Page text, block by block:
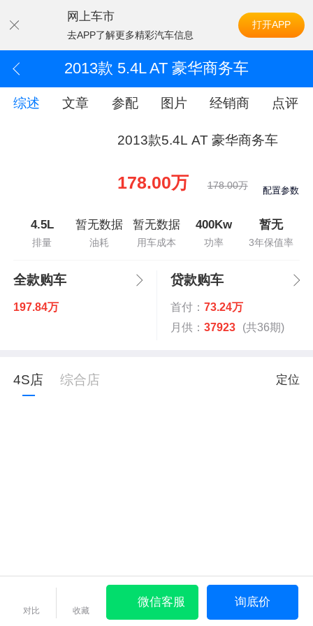
网上车市
去APP了解更多精彩汽车信息
打开APP
2013款 5.4L AT 豪华商务车
综述 文章 参配 图片 经销商 点评
2013款5.4L AT 豪华商务车
178.00万 178.00万 配置参数
4.5L
排量
暂无数据
油耗
暂无数据
用车成本
400Kw
功率
暂无
3年保值率
全款购车
197.84万
贷款购车
首付： 73.24万
月供： 37923 (共36期)
4S店 综合店 定位
对比 收藏
微信客服 询底价